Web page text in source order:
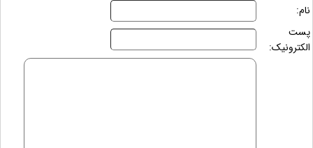
نام:
پست
الکترونیک: